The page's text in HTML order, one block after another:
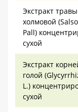
Экстракт
холмовой
Pall)
сухой
Экстракт
голой
L.)
сухой